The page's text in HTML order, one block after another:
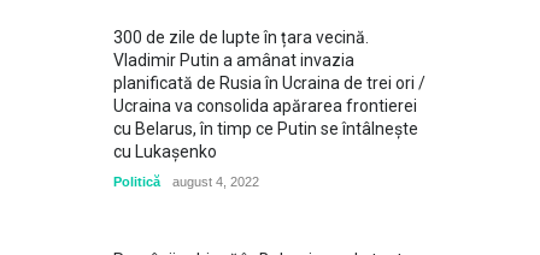
300 de zile de lupte în țara vecină.
Vladimir Putin a amânat invazia
planificată de Rusia în Ucraina de trei ori /
Ucraina va consolida apărarea frontierei
cu Belarus, în timp ce Putin se întâlneşte
cu Lukaşenko
Politică august 4, 2022